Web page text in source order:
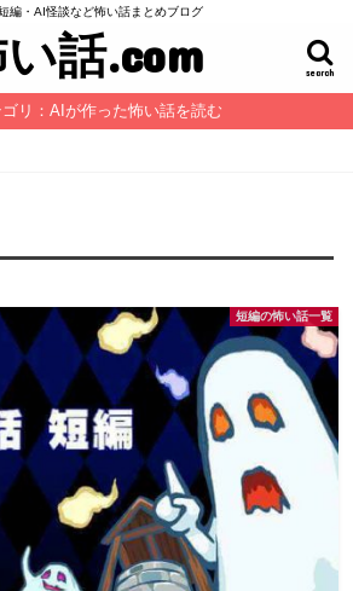
編・AI怪談など怖い話まとめブログ
話.com search
リ：AIが作った怖い話を読む
短編の怖い話一覧